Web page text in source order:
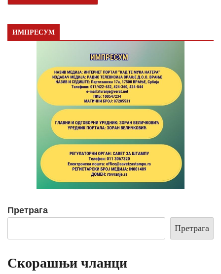
ИМПРЕСУМ
Претрага
Претрага
Скорашњи чланци